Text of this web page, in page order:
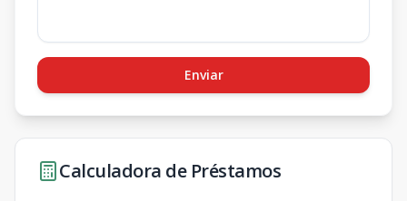
Enviar
Calculadora de Préstamos